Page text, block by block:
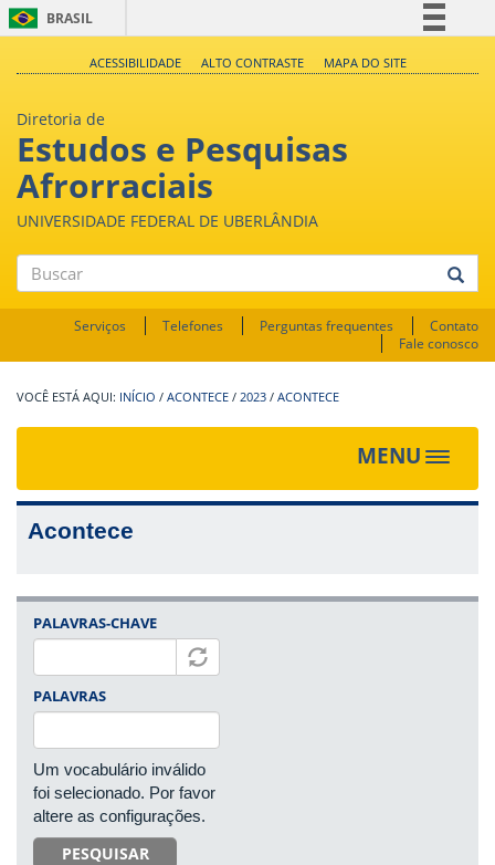
BRASIL
Acesso à informação
ACESSIBILIDADE ALTO CONTRASTE MAPA DO SITE
Diretoria de
Estudos e Pesquisas
Afrorraciais
UNIVERSIDADE FEDERAL DE UBERLÂNDIA
Buscar
Serviços Telefones Perguntas frequentes
Contato
Fale conosco
INÍCIO / ACONTECE / 2023 / ACONTECE
MENU
Toggle
Acontece
PALAVRAS-CHAVE
PALAVRAS
Um vocabulário inválido
foi selecionado. Por favor
altere as configurações.
PESQUISAR